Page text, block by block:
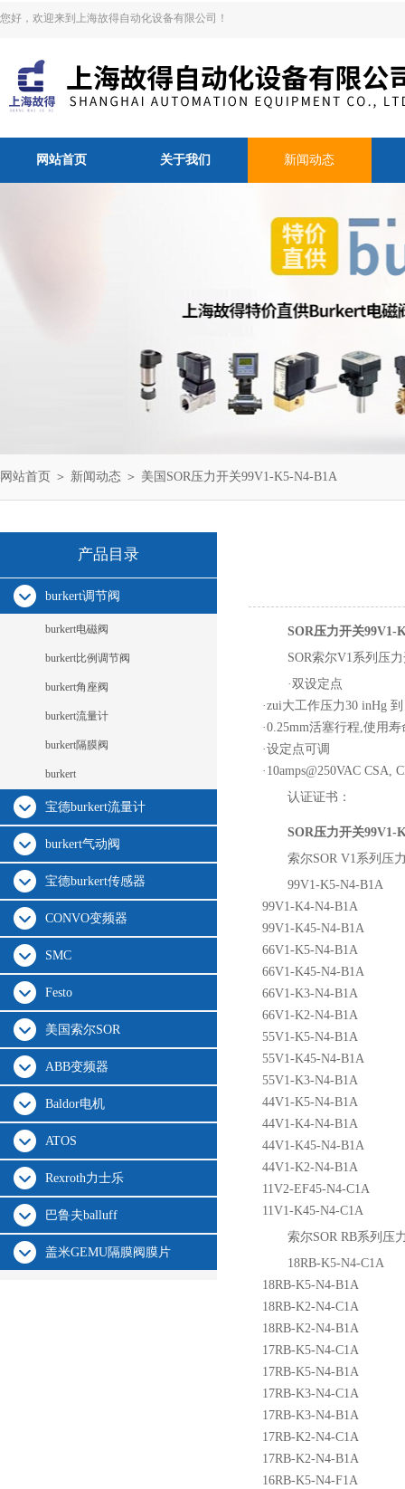
您好，欢迎来到上海故得自动化设备有限公司！
网站首页 关于我们 新闻动态
网站首页 ＞ 新闻动态 ＞ 美国SOR压力开关99V1-K5-N4-B1A
产品目录
burkert调节阀
burkert电磁阀
burkert比例调节阀
burkert角座阀
burkert流量计
burkert隔膜阀
burkert
宝德burkert流量计
burkert气动阀
宝德burkert传感器
CONVO变频器
SMC
Festo
美国索尔SOR
ABB变频器
Baldor电机
ATOS
Rexroth力士乐
巴鲁夫balluff
盖米GEMU隔膜阀膜片
SOR压力开关99V1-
SOR索尔V1系列压
·双设定点
·zui大工作压力30 inHg 到
·0.25mm活塞行程,使用寿
·设定点可调
·10amps@250VAC CSA,
认证证书：
SOR压力开关99V1-
索尔SOR V1系列压
99V1-K5-N4-B1A
99V1-K4-N4-B1A
99V1-K45-N4-B1A
66V1-K5-N4-B1A
66V1-K45-N4-B1A
66V1-K3-N4-B1A
66V1-K2-N4-B1A
55V1-K5-N4-B1A
55V1-K45-N4-B1A
55V1-K3-N4-B1A
44V1-K5-N4-B1A
44V1-K4-N4-B1A
44V1-K45-N4-B1A
44V1-K2-N4-B1A
11V2-EF45-N4-C1A
11V1-K45-N4-C1A
索尔SOR RB系列压
18RB-K5-N4-C1A
18RB-K5-N4-B1A
18RB-K2-N4-C1A
18RB-K2-N4-B1A
17RB-K5-N4-C1A
17RB-K5-N4-B1A
17RB-K3-N4-C1A
17RB-K3-N4-B1A
17RB-K2-N4-C1A
17RB-K2-N4-B1A
16RB-K5-N4-F1A